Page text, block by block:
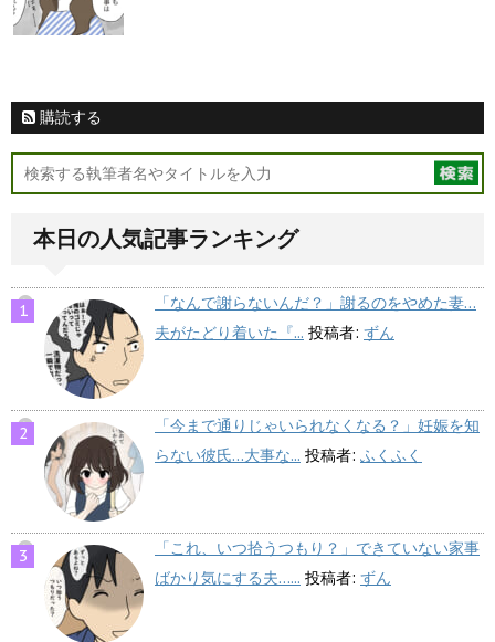
購読する
本日の人気記事ランキング
「なんで謝らないんだ？」謝るのをやめた妻…
夫がたどり着いた『... 投稿者: ずん
「今まで通りじゃいられなくなる？」妊娠を知
らない彼氏…大事な... 投稿者: ふくふく
「これ、いつ拾うつもり？」できていない家事
ばかり気にする夫…... 投稿者: ずん